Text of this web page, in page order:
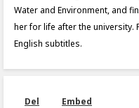
Water and Environment, and
her for life after the university.
English subtitles.
Del Embed